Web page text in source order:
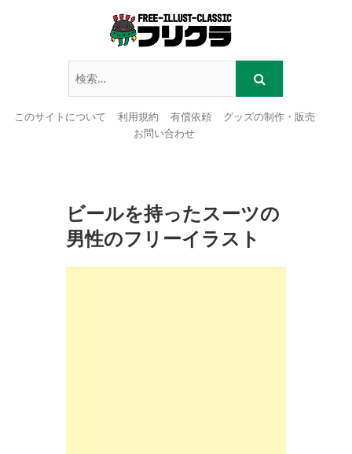
このサイトについて 利用規約 有償依頼
グッズの制作・販売
お問い合わせ
ビールを持ったスーツの
男性のフリーイラスト